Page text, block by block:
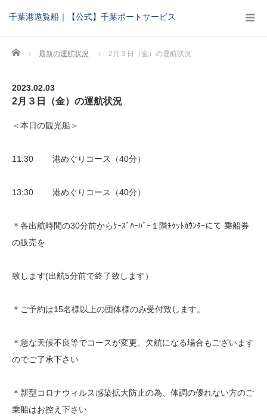
千葉港遊覧船｜【公式】千葉ポートサービス
Home 最新の運航状況 2月３日（金）の運航状況
2023.02.03
2月３日（金）の運航状況
＜本日の観光船＞
11:30 港めぐりコース（40分）
13:30 港めぐりコース（40分）
＊各出航時間の30分前からｹｰｽﾞﾊｰﾊﾞｰ１階ﾁｹｯﾄｶｳﾝﾀｰにて 乗船券
の販売を
致します(出航5分前で終了致します）
＊ご予約は15名様以上の団体様のみ受付致します。
＊急な天候不良等でコースが変更、欠航になる場合もございます
のでご了承下さい
＊新型コロナウィルス感染拡大防止の為、体調の優れない方のご
乗船はお控え下さい